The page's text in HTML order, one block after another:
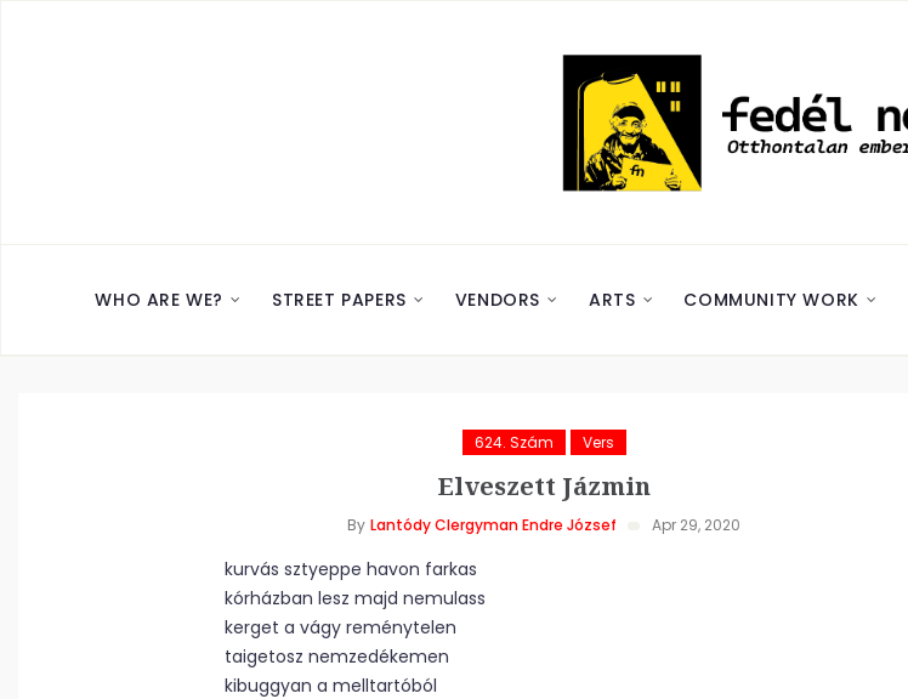
WHO ARE WE? STREET PAPERS VENDORS ARTS COMMUNITY WORK
624. Szám Vers
Elveszett Jázmin
By Lantódy Clergyman Endre József Apr 29, 2020
kurvás sztyeppe havon farkas
kórházban lesz majd nemulass
kerget a vágy reménytelen
taigetosz nemzedékemen
kibuggyan a melltartóból